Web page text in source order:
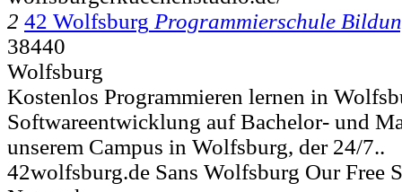
2 42 Wolfsburg Programmierschule
38440
Wolfsburg
Kostenlos Programmieren lernen in
Softwareentwicklung auf Bachelor- und
unserem Campus in Wolfsburg, der 24/7..
42wolfsburg.de Sans Wolfsburg Our Free